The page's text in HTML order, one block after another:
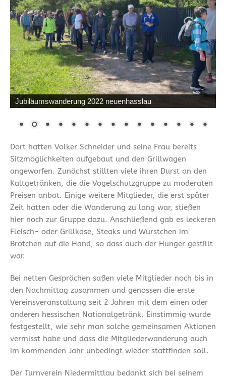
Jubiläumswanderung 2022 neuenhasslau
Dort hatten Volker Schneider und seine Frau bereits
Sitzmöglichkeiten aufgebaut und den Grillwagen
angeworfen. Zunächst stillten viele ihren Durst an den
Kaltgetränken, die die Vogelschutzgruppe zu moderaten
Preisen anbot. Einige weitere Mitglieder, die erst später
Zeit hatten oder die Wanderung zu lang war, stießen
hier noch zur Gruppe dazu. Anschließend gab es leckeren
Fleisch- oder Grillkäse, Steaks und Würstchen im
Brötchen auf die Hand, so dass auch der Hunger gestillt
war.
Bei netten Gesprächen saßen viele Mitglieder noch bis in
den Nachmittag zusammen und genossen die erste
Vereinsveranstaltung seit 2 Jahren mit dem einen oder
anderen hessischen Nationalgetränk. Einstimmig wurde
festgestellt, wie sehr man solche gemeinsamen Aktionen
vermisst habe und dass die Mitgliederwanderung auch
im kommenden Jahr unbedingt wieder stattfinden soll.
Der Turnverein Niedermittlau bedankt sich bei seinem